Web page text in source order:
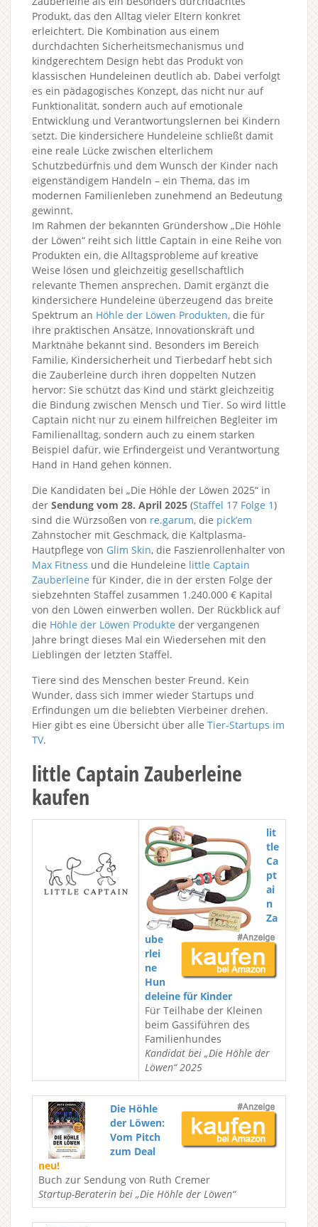
Produkt, das den Alltag vieler Eltern konkret
erleichtert. Die Kombination aus einem
durchdachten Sicherheitsmechanismus und
kindgerechtem Design hebt das Produkt von
klassischen Hundeleinen deutlich ab. Dabei verfolgt
es ein pädagogisches Konzept, das nicht nur auf
Funktionalität, sondern auch auf emotionale
Entwicklung und Verantwortungslernen bei Kindern
setzt. Die kindersichere Hundeleine schließt damit
eine reale Lücke zwischen elterlichem
Schutzbedürfnis und dem Wunsch der Kinder nach
eigenständigem Handeln – ein Thema, das im
modernen Familienleben zunehmend an Bedeutung
gewinnt.
Im Rahmen der bekannten Gründershow „Die Höhle
der Löwen“ reiht sich little Captain in eine Reihe von
Produkten ein, die Alltagsprobleme auf kreative
Weise lösen und gleichzeitig gesellschaftlich
relevante Themen ansprechen. Damit ergänzt die
kindersichere Hundeleine überzeugend das breite
Spektrum an Höhle der Löwen Produkten, die für
ihre praktischen Ansätze, Innovationskraft und
Marktnähe bekannt sind. Besonders im Bereich
Familie, Kindersicherheit und Tierbedarf hebt sich
die Zauberleine durch ihren doppelten Nutzen
hervor: Sie schützt das Kind und stärkt gleichzeitig
die Bindung zwischen Mensch und Tier. So wird little
Captain nicht nur zu einem hilfreichen Begleiter im
Familienalltag, sondern auch zu einem starken
Beispiel dafür, wie Erfindergeist und Verantwortung
Hand in Hand gehen können.
Die Kandidaten bei „Die Höhle der Löwen 2025“ in
der Sendung vom 28. April 2025 (Staffel 17 Folge 1)
sind die Würzsoßen von re.garum, die pick’em
Zahnstocher mit Geschmack, die Kaltplasma-
Hautpflege von Glim Skin, die Faszienrollenhalter von
Max Fitness und die Hundeleine little Captain
Zauberleine für Kinder, die in der ersten Folge der
siebzehnten Staffel zusammen 1.240.000 € Kapital
von den Löwen einwerben wollen. Der Rückblick auf
die Höhle der Löwen Produkte der vergangenen
Jahre bringt dieses Mal ein Wiedersehen mit den
Lieblingen der letzten Staffel.
Tiere sind des Menschen bester Freund. Kein
Wunder, dass sich immer wieder Startups und
Erfindungen um die beliebten Vierbeiner drehen.
Hier gibt es eine Übersicht über alle Tier-Startups im
TV.
little Captain Zauberleine
kaufen
lit
tle
Ca
pt
ai
n
Za
ube
rlei
ne
Hun
deleine für Kinder
Für Teilhabe der Kleinen
beim Gassiführen des
Familienhundes
Kandidat bei „Die Höhle der
Löwen“ 2025
Die Höhle
der Löwen:
Vom Pitch
zum Deal
neu!
Buch zur Sendung von Ruth Cremer
Startup-Beraterin bei „Die Höhle der Löwen“